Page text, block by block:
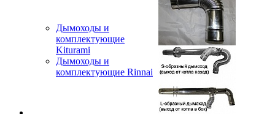
Дымоходы и
комплектующие
Kiturami
Дымоходы и
комплектующие Rinnai